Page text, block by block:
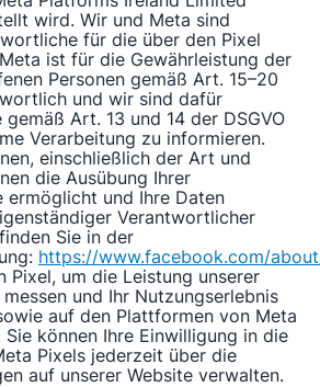
wird. Wir und Meta sind
für die über den Pixel
ist für die Gewährleistung der
Personen gemäß Art. 15–20
und wir sind dafür
Art. 13 und 14 der DSGVO
Verarbeitung zu informieren.
einschließlich der Art und
die Ausübung Ihrer
ermöglicht und Ihre Daten
Verantwortlicher
Sie in der
https://www.facebook.com/
Pixel, um die Leistung unserer
und Ihr Nutzungserlebnis
auf den Plattformen von Meta
Sie können Ihre Einwilligung in die
Pixels jederzeit über die
auf unserer Website verwalten.